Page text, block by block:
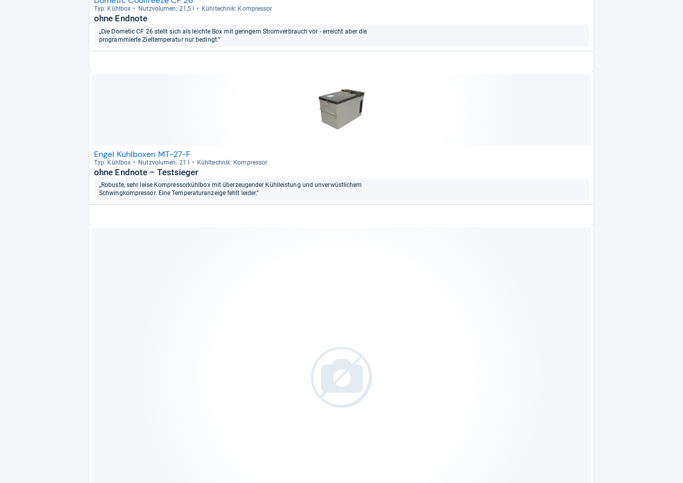
Typ: Kühl­box Nutz­vo­lu­men: 21,5 l Kühl­tech­nik: Kom­pres­sor
ohne Endnote
„Die Dometic CF 26 stellt sich als leichte Box mit geringem Stromverbrauch vor - erreicht aber die
programmierte Zieltemperatur nur bedingt.“
Engel Kühlboxen MT-27-F
Typ: Kühl­box Nutz­vo­lu­men: 21 l Kühl­tech­nik: Kom­pres­sor
ohne Endnote – Testsieger
„Robuste, sehr leise Kompressorkühlbox mit überzeugender Kühlleistung und unverwüstlichem
Schwingkompressor. Eine Temperaturanzeige fehlt leider.“